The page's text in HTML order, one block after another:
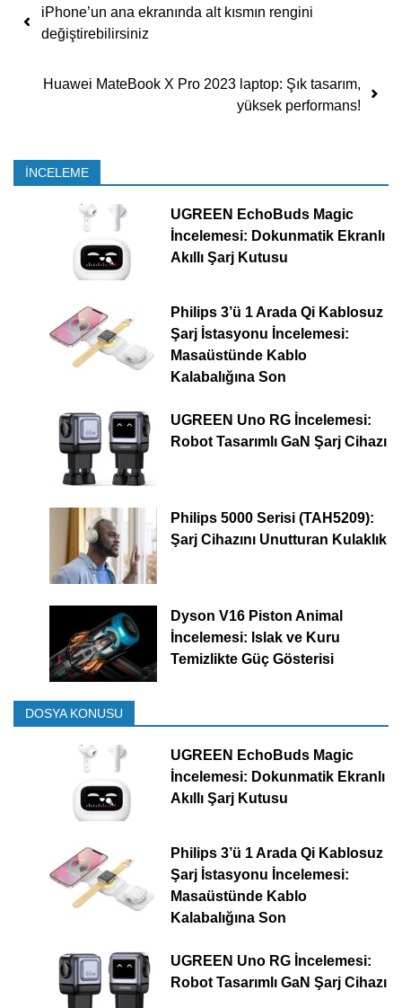
Yazı dolaşımı
iPhone’un ana ekranında alt kısmın rengini
değiştirebilirsiniz
Huawei MateBook X Pro 2023 laptop: Şık tasarım,
yüksek performans!
İNCELEME
UGREEN EchoBuds Magic
İncelemesi: Dokunmatik Ekranlı
Akıllı Şarj Kutusu
Philips 3’ü 1 Arada Qi Kablosuz
Şarj İstasyonu İncelemesi:
Masaüstünde Kablo
Kalabalığına Son
UGREEN Uno RG İncelemesi:
Robot Tasarımlı GaN Şarj Cihazı
Philips 5000 Serisi (TAH5209):
Şarj Cihazını Unutturan Kulaklık
Dyson V16 Piston Animal
İncelemesi: Islak ve Kuru
Temizlikte Güç Gösterisi
DOSYA KONUSU
UGREEN EchoBuds Magic
İncelemesi: Dokunmatik Ekranlı
Akıllı Şarj Kutusu
Philips 3’ü 1 Arada Qi Kablosuz
Şarj İstasyonu İncelemesi:
Masaüstünde Kablo
Kalabalığına Son
UGREEN Uno RG İncelemesi:
Robot Tasarımlı GaN Şarj Cihazı